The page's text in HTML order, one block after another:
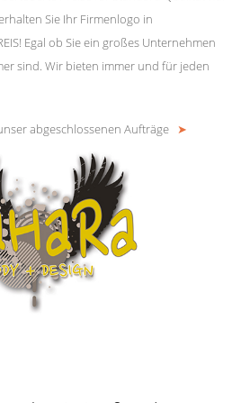
Sie Ihr Firmenlogo in
Egal ob Sie ein großes Unternehmen
sind. Wir bieten immer und für jeden
abgeschlossenen Aufträge ➤